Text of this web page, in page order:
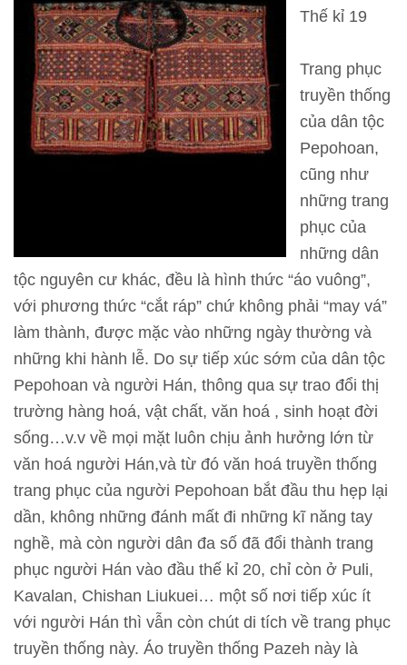
t
h
a
m
q
u
a
n
T
h
ô
n
g
t
i
Thế kỉ 19
Trang phục
truyền thống
của dân tộc
Pepohoan,
cũng như
những trang
phục của
những dân
tộc nguyên cư khác, đều là hình thức “áo vuông”,
với phương thức “cắt ráp” chứ không phải “may vá”
làm thành, được mặc vào những ngày thường và
những khi hành lễ. Do sự tiếp xúc sớm của dân tộc
Pepohoan và người Hán, thông qua sự trao đổi thị
trường hàng hoá, vật chất, văn hoá , sinh hoạt đời
sống…v.v về mọi mặt luôn chịu ảnh hưởng lớn từ
văn hoá người Hán,và từ đó văn hoá truyền thống
trang phục của người Pepohoan bắt đầu thu hẹp lại
dần, không những đánh mất đi những kĩ năng tay
nghề, mà còn người dân đa số đã đổi thành trang
phục người Hán vào đầu thế kỉ 20, chỉ còn ở Puli,
Kavalan, Chishan Liukuei… một số nơi tiếp xúc ít
với người Hán thì vẫn còn chút di tích về trang phục
truyền thống này. Áo truyền thống Pazeh này là